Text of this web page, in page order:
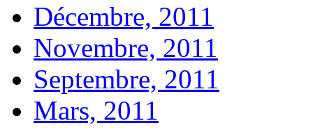
Décembre, 2011
Novembre, 2011
Septembre, 2011
Mars, 2011